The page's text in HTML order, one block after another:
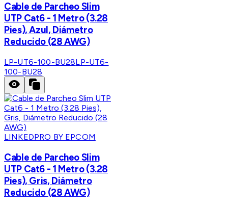
Cable de Parcheo Slim
UTP Cat6 - 1 Metro (3.28
Pies), Azul, Diámetro
Reducido (28 AWG)
LP-UT6-100-BU28LP-UT6-
100-BU28
LINKEDPRO BY EPCOM
Cable de Parcheo Slim
UTP Cat6 - 1 Metro (3.28
Pies), Gris, Diámetro
Reducido (28 AWG)